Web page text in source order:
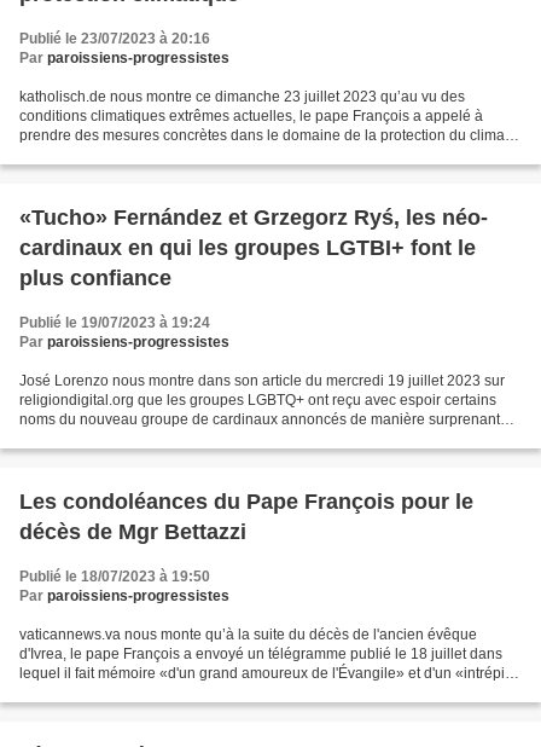
Publié le 23/07/2023 à 20:16
Par paroissiens-progressistes
katholisch.de nous montre ce dimanche 23 juillet 2023 qu’au vu des
conditions climatiques extrêmes actuelles, le pape François a appelé à
prendre des mesures concrètes dans le domaine de la protection du climat.
«Tucho» Fernández et Grzegorz Ryś, les néo-
cardinaux en qui les groupes LGTBI+ font le
plus confiance
Publié le 19/07/2023 à 19:24
Par paroissiens-progressistes
José Lorenzo nous montre dans son article du mercredi 19 juillet 2023 sur
religiondigital.org que les groupes LGBTQ+ ont reçu avec espoir certains
noms du nouveau groupe de cardinaux annoncés de manière surprenante
Les condoléances du Pape François pour le
décès de Mgr Bettazzi
Publié le 18/07/2023 à 19:50
Par paroissiens-progressistes
vaticannews.va nous monte qu’à la suite du décès de l'ancien évêque
d'Ivrea, le pape François a envoyé un télégramme publié le 18 juillet dans
lequel il fait mémoire «d'un grand amoureux de l'Évangile» et d'un «intrépide